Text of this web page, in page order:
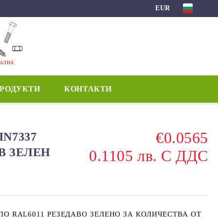
EUR
КОНТАКТИ
ЗЕЛЕН
€0.0565
0.1105 лв. С ДДС
RAL6011 РЕЗЕДАВО ЗЕЛЕНО ЗА КОЛИЧЕСТВА ОТ